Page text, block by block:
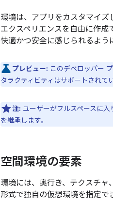
環境は、アプリをカスタマイズ
エクスペリエンスを自由に作成
快適かつ安全に感じられるよう
プレビュー: このデベロッパー
タラクティビティはサポートされて
注: ユーザーがフルスペースに
を継承します。
空間環境の要素
環境には、奥行き、テクスチャ
形式で独自の仮想環境を指定で